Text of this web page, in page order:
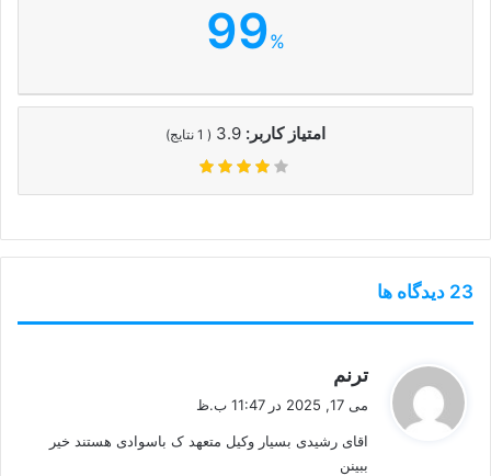
99%
امتیاز کاربر: 3.9
(
1 نتایج)
‫23 دیدگاه ها
ترنم
:
می 17, 2025 در 11:47 ب.ظ
اقای رشیدی بسیار وکیل متعهد ک باسوادی هستند خیر
ببینن